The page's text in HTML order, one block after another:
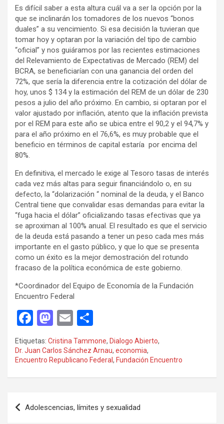
Es difícil saber a esta altura cuál va a ser la opción por la
que se inclinarán los tomadores de los nuevos “bonos
duales” a su vencimiento. Si esa decisión la tuvieran que
tomar hoy y optaran por la variación del tipo de cambio
“oficial” y nos guiáramos por las recientes estimaciones
del Relevamiento de Expectativas de Mercado (REM) del
BCRA, se beneficiarían con una ganancia del orden del
72%, que sería la diferencia entre la cotización del dólar de
hoy, unos $ 134 y la estimación del REM de un dólar de 230
pesos a julio del año próximo. En cambio, si optaran por el
valor ajustado por inflación, atento que la inflación prevista
por el REM para este año se ubica entre el 90,2 y el 94,7% y
para el año próximo en el 76,6%, es muy probable que el
beneficio en términos de capital estaría por encima del
80%.
En definitiva, el mercado le exige al Tesoro tasas de interés
cada vez más altas para seguir financiándolo o, en su
defecto, la “dolarización “ nominal de la deuda, y el Banco
Central tiene que convalidar esas demandas para evitar la
“fuga hacia el dólar” oficializando tasas efectivas que ya
se aproximan al 100% anual. El resultado es que el servicio
de la deuda está pasando a tener un peso cada mes más
importante en el gasto público, y que lo que se presenta
como un éxito es la mejor demostración del rotundo
fracaso de la política económica de este gobierno.
*Coordinador del Equipo de Economía de la Fundación
Encuentro Federal
F
a
ce
b
o
k
M
a
st
o
d
n
E
m
ail m
p
ar
Etiquetas: Cristina Tammone, Dialogo Abierto,
Dr. Juan Carlos Sánchez Arnau, economia,
Encuentro Republicano Federal , Fundación Encuentro
Navegación
de
Adolescencias, límites y sexualidad